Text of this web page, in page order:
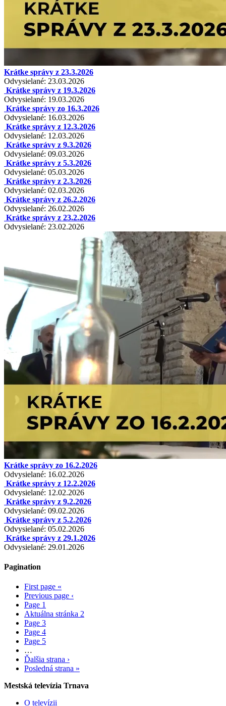
Krátke správy z 23.3.2026
Odvysielané: 23.03.2026
Krátke správy z 19.3.2026
Odvysielané: 19.03.2026
Krátke správy zo 16.3.2026
Odvysielané: 16.03.2026
Krátke správy z 12.3.2026
Odvysielané: 12.03.2026
Krátke správy z 9.3.2026
Odvysielané: 09.03.2026
Krátke správy z 5.3.2026
Odvysielané: 05.03.2026
Krátke správy z 2.3.2026
Odvysielané: 02.03.2026
Krátke správy z 26.2.2026
Odvysielané: 26.02.2026
Krátke správy z 23.2.2026
Odvysielané: 23.02.2026
Krátke správy zo 16.2.2026
Odvysielané: 16.02.2026
Krátke správy z 12.2.2026
Odvysielané: 12.02.2026
Krátke správy z 9.2.2026
Odvysielané: 09.02.2026
Krátke správy z 5.2.2026
Odvysielané: 05.02.2026
Krátke správy z 29.1.2026
Odvysielané: 29.01.2026
Pagination
First page «
Previous page ‹
Page 1
Aktuálna stránka 2
Page 3
Page 4
Page 5
…
Ďalšia strana ›
Posledná strana »
Mestská televízia Trnava
O televízii